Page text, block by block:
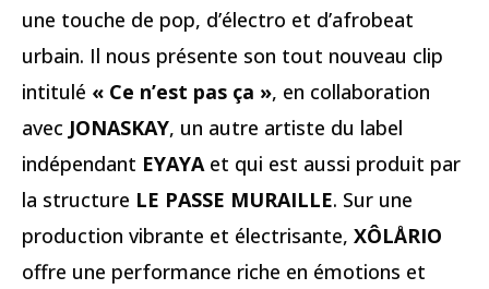
une touche de pop, d’électro et d’afrobeat
urbain. Il nous présente son tout nouveau clip
intitulé « Ce n’est pas ça », en collaboration
avec JONASKAY, un autre artiste du label
indépendant EYAYAet qui est aussi produit par
la structure LE PASSE MURAILLE. Sur une
production vibrante et électrisante, XÔLÅRIO
offre une performance riche en émotions et